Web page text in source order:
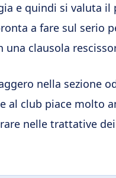
e quindi si valuta
a fare sul serio
una clausola
nella sezione
al club piace molto
nelle trattative